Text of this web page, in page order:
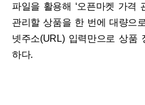
파일을 활용해 ‘오픈마켓 가격
관리할 상품을 한 번에 대량으
넷주소(URL) 입력만으로 상품
하다.